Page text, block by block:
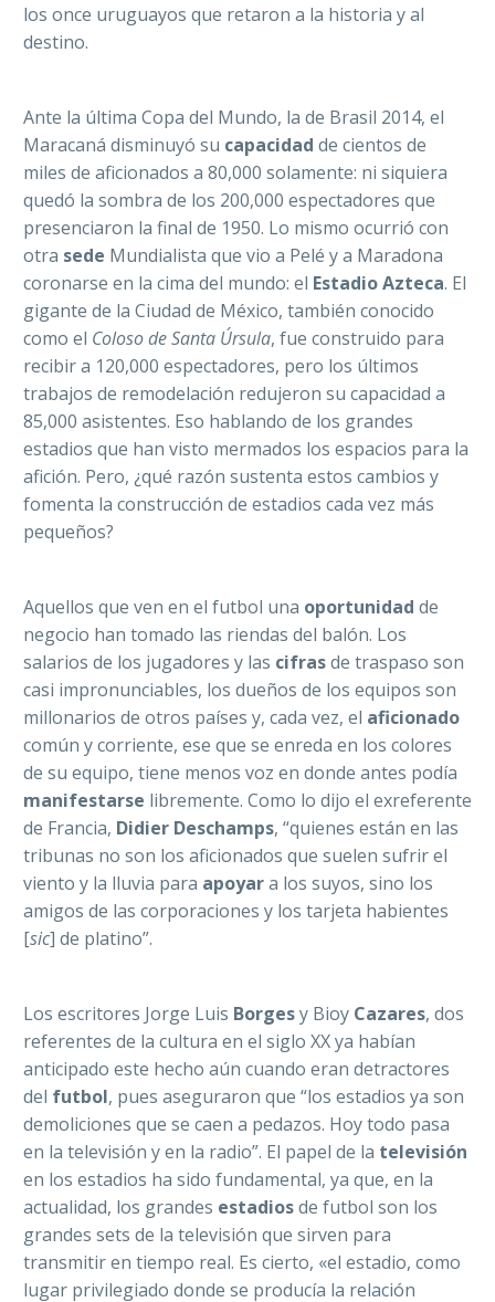
los once uruguayos que retaron a la historia y al
destino.
Ante la última Copa del Mundo, la de Brasil 2014, el
Maracaná disminuyó su capacidad de cientos de
miles de aficionados a 80,000 solamente: ni siquiera
quedó la sombra de los 200,000 espectadores que
presenciaron la final de 1950. Lo mismo ocurrió con
otra sede Mundialista que vio a Pelé y a Maradona
coronarse en la cima del mundo: el Estadio Azteca. El
gigante de la Ciudad de México, también conocido
como el Coloso de Santa Úrsula, fue construido para
recibir a 120,000 espectadores, pero los últimos
trabajos de remodelación redujeron su capacidad a
85,000 asistentes. Eso hablando de los grandes
estadios que han visto mermados los espacios para la
afición. Pero, ¿qué razón sustenta estos cambios y
fomenta la construcción de estadios cada vez más
pequeños?
Aquellos que ven en el futbol una oportunidad de
negocio han tomado las riendas del balón. Los
salarios de los jugadores y las cifrasde traspaso son
casi impronunciables, los dueños de los equipos son
millonarios de otros países y, cada vez, el aficionado
común y corriente, ese que se enreda en los colores
de su equipo, tiene menos voz en donde antes podía
manifestarse libremente. Como lo dijo el exreferente
de Francia, Didier Deschamps, “quienes están en las
tribunas no son los aficionados que suelen sufrir el
viento y la lluvia para apoyara los suyos, sino los
amigos de las corporaciones y los tarjeta habientes
[sic] de platino”.
Los escritores Jorge Luis Borgesy Bioy Cazares, dos
referentes de la cultura en el siglo XX ya habían
anticipado este hecho aún cuando eran detractores
del futbol, pues aseguraron que “los estadios ya son
demoliciones que se caen a pedazos. Hoy todo pasa
en la televisión y en la radio”. El papel de la televisión
en los estadios ha sido fundamental, ya que, en la
actualidad, los grandes estadiosde futbol son los
grandes sets de la televisión que sirven para
transmitir en tiempo real. Es cierto, «el estadio, como
lugar privilegiado donde se producía la relación